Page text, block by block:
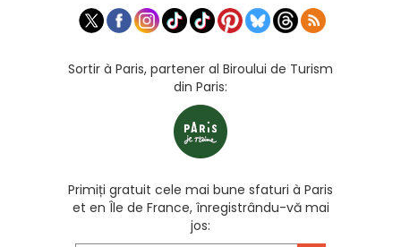
Sortir à Paris, partener al Biroului de Turism
din Paris:
Primiți gratuit cele mai bune sfaturi à Paris
et en Île de France, înregistrându-vă mai
jos: